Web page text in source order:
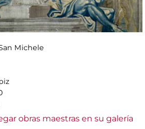
Michele
obras maestras en su galería